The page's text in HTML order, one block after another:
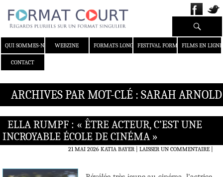
QUI SOMMES-NOUS ?WEBZINE FORMATS LONGS FESTIVAL FORMAT COURT
FILMS EN LIGNE
CONTACT
Recherche
ARCHIVES PAR MOT-CLÉ : SARAH ARNOLD
ELLA RUMPF : « ÊTRE ACTEUR, C’EST UNE
INCROYABLE ÉCOLE DE CINÉMA »
21 MAI 2026 KATIA BAYER LAISSER UN COMMENTAIRE|